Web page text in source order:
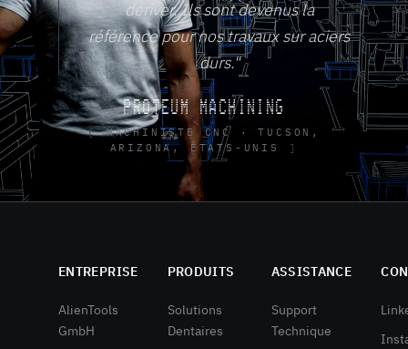
dériver. Ils sont devenus la
référence pour nos travaux sur aciers
durs."
PROTEUM MACHINING
MACHINISTE CNC · TUCSON,
ARIZONA, ÉTATS-UNIS
ENTREPRISE
AlienTools
GmbH
PRODUITS
Solutions
Dentaires
ASSISTANCE
Support
Technique